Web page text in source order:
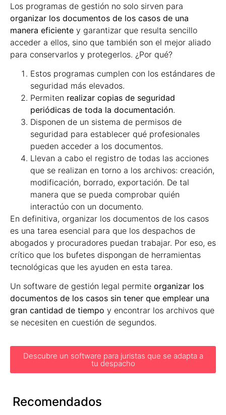
Los programas de gestión no solo sirven para
organizar los documentos de los casos de una
manera eficiente y garantizar que resulta sencillo
acceder a ellos, sino que también son el mejor aliado
para conservarlos y protegerlos. ¿Por qué?
Estos programas cumplen con los estándares de
seguridad más elevados.
Permiten realizar copias de seguridad
periódicas de toda la documentación.
Disponen de un sistema de permisos de
seguridad para establecer qué profesionales
pueden acceder a los documentos.
Llevan a cabo el registro de todas las acciones
que se realizan en torno a los archivos: creación,
modificación, borrado, exportación. De tal
manera que se pueda comprobar quién
interactúo con un documento.
En definitiva, organizar los documentos de los casos
es una tarea esencial para que los despachos de
abogados y procuradores puedan trabajar. Por eso, es
crítico que los bufetes dispongan de herramientas
tecnológicas que les ayuden en esta tarea.
Un software de gestión legal permite organizar los
documentos de los casos sin tener que emplear una
gran cantidad de tiempo y encontrar los archivos que
se necesiten en cuestión de segundos.
Descubre un software para juristas que se adapta a
tu despacho
Recomendados